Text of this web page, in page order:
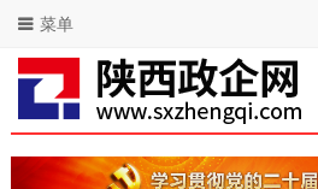
菜单